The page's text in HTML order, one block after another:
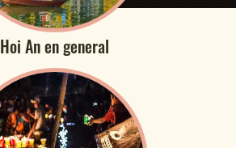
Hoi An en general